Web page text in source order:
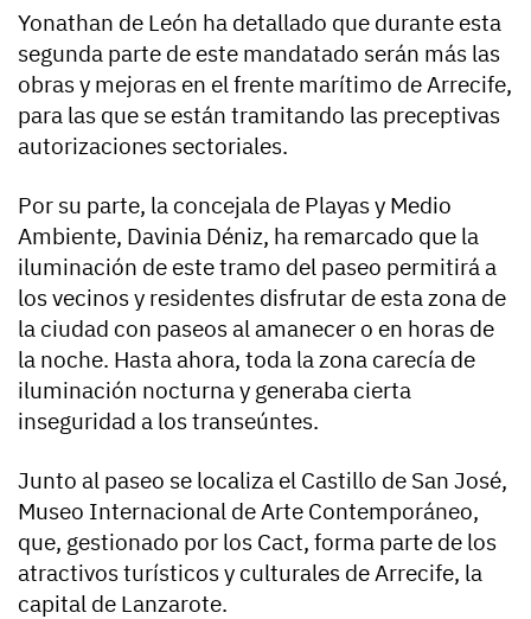
Yonathan de León ha detallado que durante esta
segunda parte de este mandatado serán más las
obras y mejoras en el frente marítimo de Arrecife,
para las que se están tramitando las preceptivas
autorizaciones sectoriales.
Por su parte, la concejala de Playas y Medio
Ambiente, Davinia Déniz, ha remarcado que la
iluminación de este tramo del paseo permitirá a
los vecinos y residentes disfrutar de esta zona de
la ciudad con paseos al amanecer o en horas de
la noche. Hasta ahora, toda la zona carecía de
iluminación nocturna y generaba cierta
inseguridad a los transeúntes.
Junto al paseo se localiza el Castillo de San José,
Museo Internacional de Arte Contemporáneo,
que, gestionado por los Cact, forma parte de los
atractivos turísticos y culturales de Arrecife, la
capital de Lanzarote.